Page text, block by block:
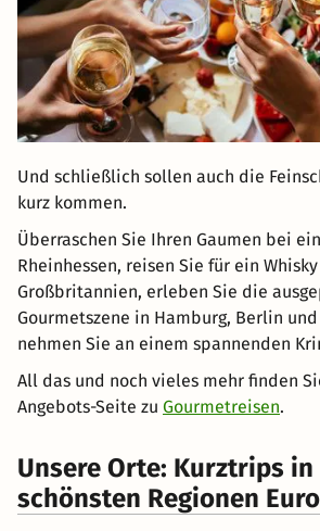
Und schließlich sollen auch die
kurz kommen.
Überraschen Sie Ihren Gaumen bei
Rheinhessen, reisen Sie für ein
Großbritannien, erleben Sie die
Gourmetszene in Hamburg, Berlin
nehmen Sie an einem spannenden
All das und noch vieles mehr finden
Angebots-Seite zu Gourmetreisen.
Unsere Orte: Kurztrips in
schönsten Regionen